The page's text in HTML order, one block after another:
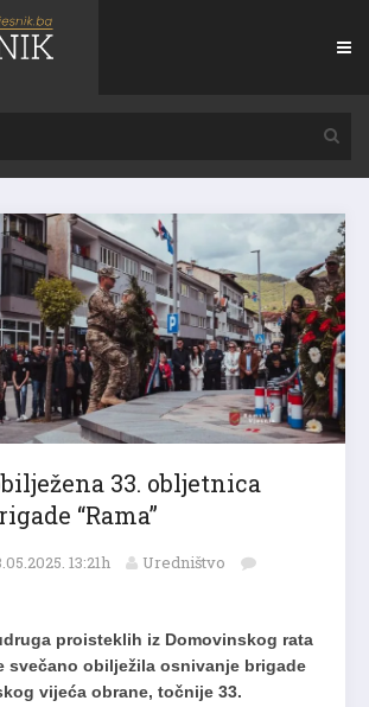
33. obljetnica
“Rama”
13:21h Uredništvo
proisteklih iz Domovinskog rata
svečano obilježila osnivanje brigade
vijeća obrane, točnije 33.